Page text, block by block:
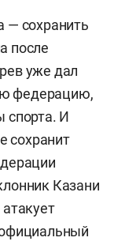
— сохранить
после
уже дал
федерацию,
спорта. И
сохранит
Казани